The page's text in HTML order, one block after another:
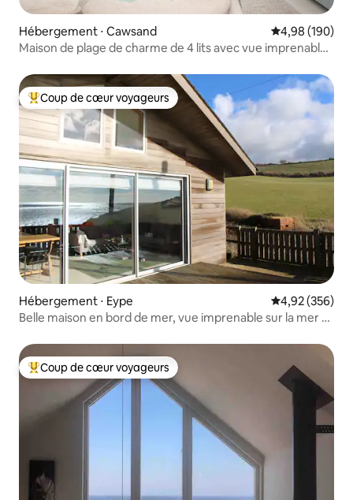
Hébergement ⋅ Cawsand Évaluation
4,98 (190)
Maison de plage de charme de 4 lits avec vue imprenable
Coups de cœur voyageurs les plus appréciés
Coup de cœur voyageurs
Hébergement ⋅ Eype Évaluation
4,92 (356)
Belle maison en bord de mer, vue imprenable sur la mer et
Coups de cœur voyageurs les plus appréciés
Coup de cœur voyageurs